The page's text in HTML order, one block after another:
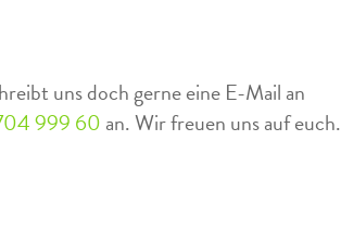
uns doch gerne eine E-Mail an
999 60 an. Wir freuen uns auf euch.